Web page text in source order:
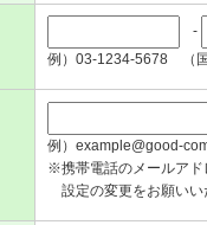
-
例）03-1234-5678 （
例）example@good-
※携帯電話のメールアド
設定の変更をお願いい